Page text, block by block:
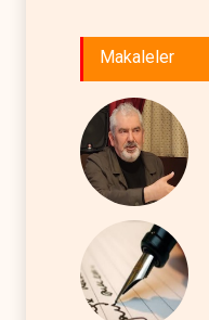
Makaleler